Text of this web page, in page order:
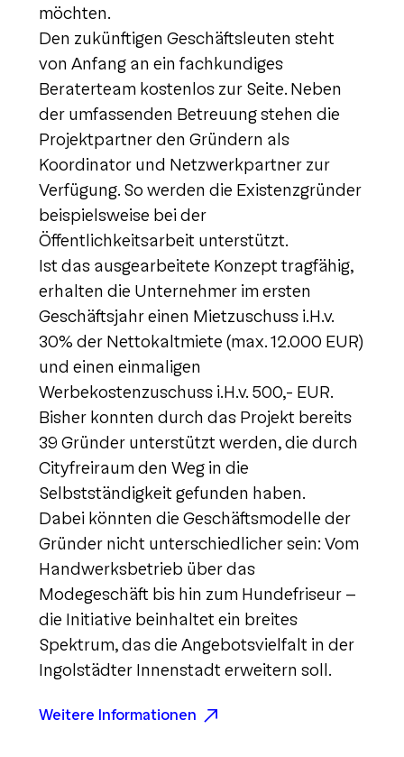
möchten.
Den zukünftigen Geschäftsleuten steht
von Anfang an ein fachkundiges
Beraterteam kostenlos zur Seite. Neben
der umfassenden Betreuung stehen die
Projektpartner den Gründern als
Koordinator und Netzwerkpartner zur
Verfügung. So werden die Existenzgründer
beispielsweise bei der
Öffentlichkeitsarbeit unterstützt.
Ist das ausgearbeitete Konzept tragfähig,
erhalten die Unternehmer im ersten
Geschäftsjahr einen Mietzuschuss i.H.v.
30% der Nettokaltmiete (max. 12.000 EUR)
und einen einmaligen
Werbekostenzuschuss i.H.v. 500,- EUR.
Bisher konnten durch das Projekt bereits
39 Gründer unterstützt werden, die durch
Cityfreiraum den Weg in die
Selbstständigkeit gefunden haben.
Dabei könnten die Geschäftsmodelle der
Gründer nicht unterschiedlicher sein: Vom
Handwerksbetrieb über das
Modegeschäft bis hin zum Hundefriseur –
die Initiative beinhaltet ein breites
Spektrum, das die Angebotsvielfalt in der
Ingolstädter Innenstadt erweitern soll.
Weitere Informationen